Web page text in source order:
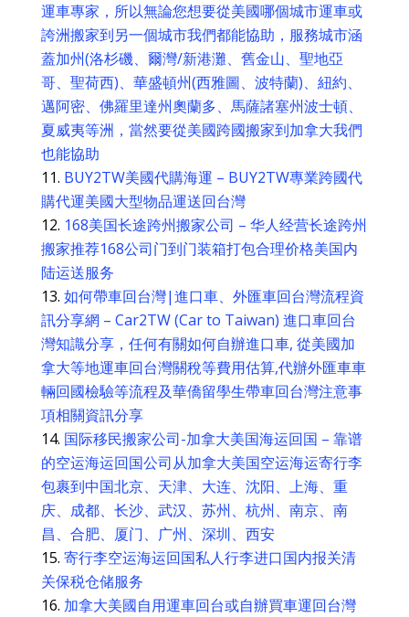
運車專家，所以無論您想要從美國哪個城市運車或
誇洲搬家到另一個城市我們都能協助，服務城市涵
蓋加州(洛杉磯、爾灣/新港灘、舊金山、聖地亞
哥、聖荷西)、華盛頓州(西雅圖、波特蘭)、紐約、
邁阿密、佛羅里達州奧蘭多、馬薩諸塞州波士頓、
夏威夷等洲，當然要從美國跨國搬家到加拿大我們
也能協助
BUY2TW美國代購海運 – BUY2TW專業跨國代
購代運美國大型物品運送回台灣
168美国长途跨州搬家公司 – 华人经营长途跨州
搬家推荐168公司门到门装箱打包合理价格美国内
陆运送服务
如何帶車回台灣|進口車、外匯車回台灣流程資
訊分享網 – Car2TW (Car to Taiwan) 進口車回台
灣知識分享，任何有關如何自辦進口車, 從美國加
拿大等地運車回台灣關稅等費用估算,代辦外匯車車
輛回國檢驗等流程及華僑留學生帶車回台灣注意事
項相關資訊分享
国际移民搬家公司-加拿大美国海运回国 – 靠谱
的空运海运回国公司从加拿大美国空运海运寄行李
包裹到中国北京、天津、大连、沈阳、上海、重
庆、成都、长沙、武汉、苏州、杭州、南京、南
昌、合肥、厦门、广州、深圳、西安
寄行李空运海运回国私人行李进口国内报关清
关保税仓储服务
加拿大美國自用運車回台或自辦買車運回台灣